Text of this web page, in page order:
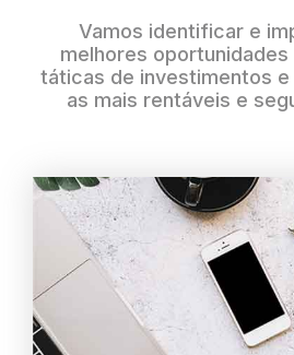
Vamos identificar e
melhores
táticas de investimentos
as mais rentáveis e